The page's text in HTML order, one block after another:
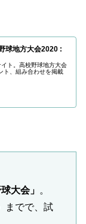
球地方大会2020 :
ト。高校野球地方大会
ト、組み合わせを掲載
大会」 。
までで、試